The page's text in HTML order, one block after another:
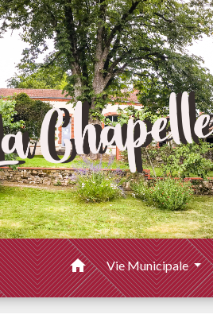
home Vie Municipale